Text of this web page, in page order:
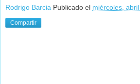
Rodrigo Barcia Publicado el miércoles,
Compartir